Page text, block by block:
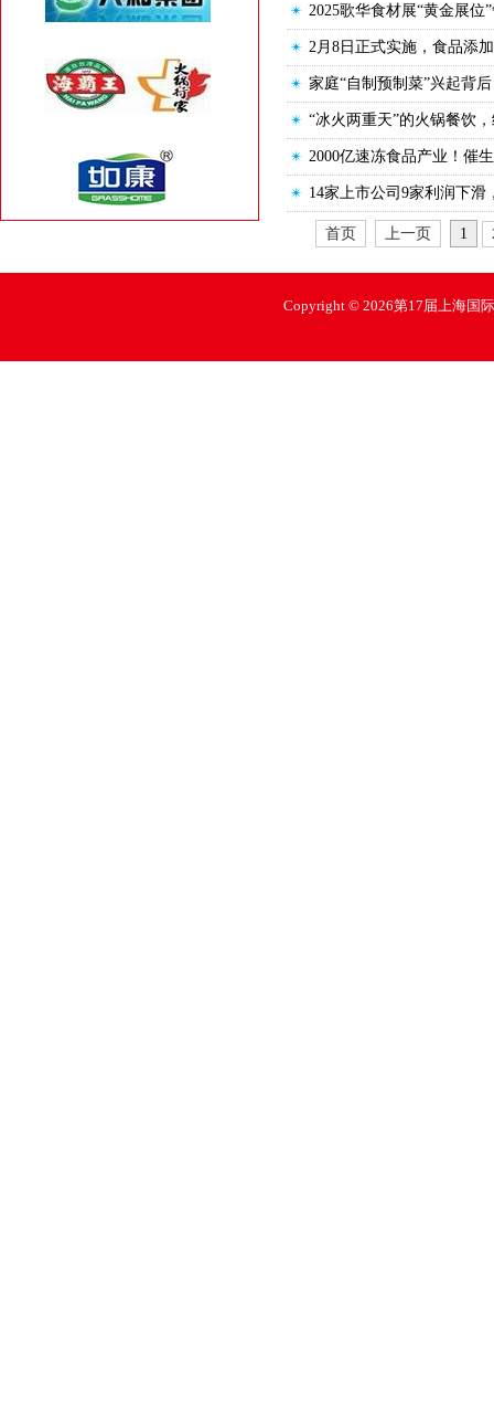
2025歌华食材展“黄金展
2月8日正式实施，食品添
家庭“自制预制菜”兴起背
“冰火两重天”的火锅餐饮
2000亿速冻食品产业！催
14家上市公司9家利润下
首页 上一页 1
Copyright © 2026第17届上海国